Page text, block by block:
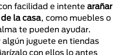
facilidad e intente arañar
la casa, como muebles o
te pueden ayudar.
juguete en tiendas
con ellos lo antes